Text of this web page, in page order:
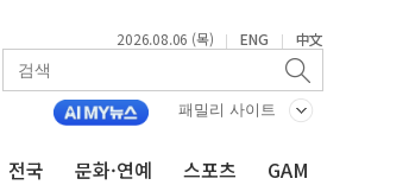
2026.08.06 (목) | ENG | 中文
패밀리 사이트
전국 문화·연예 스포츠 GAM